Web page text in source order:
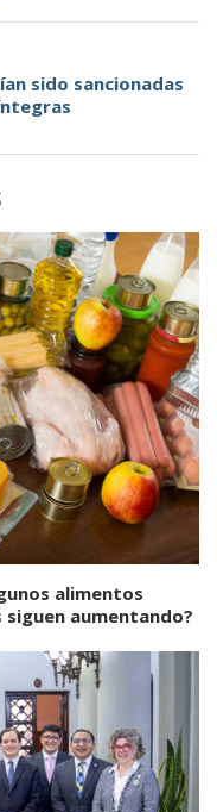
sido sancionadas
alimentos
aumentando?